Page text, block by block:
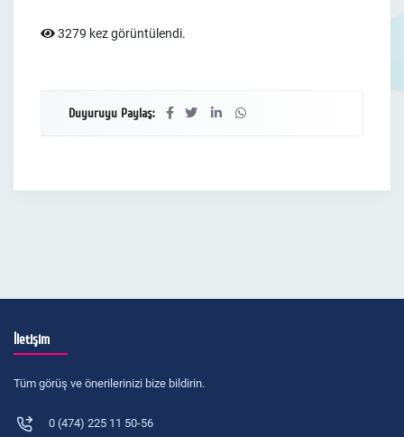
3279 kez görüntülendi.
Duyuruyu Paylaş:
İletişim
Tüm görüş ve önerilerinizi bize bildirin.
0 (474) 225 11 50-56